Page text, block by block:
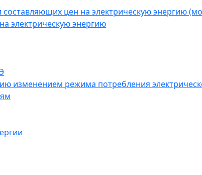
составляющих цен на электрическую энергию
электрическую энергию
изменением режима потребления